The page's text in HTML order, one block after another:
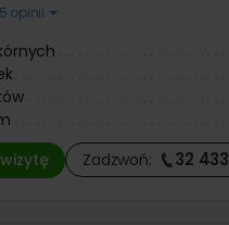
opinii
Zadzwoń: 32 433